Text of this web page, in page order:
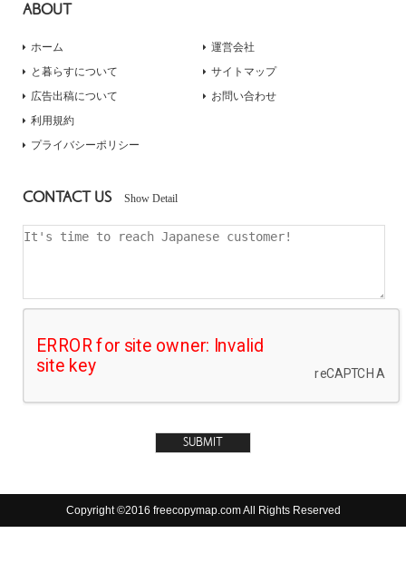
ABOUT
ホーム
と暮らすについて
広告出稿について
運営会社
サイトマップ
お問い合わせ
利用規約
プライバシーポリシー
CONTACT US Show Detail
Copyright ©2016 freecopymap.com All Rights Reserved